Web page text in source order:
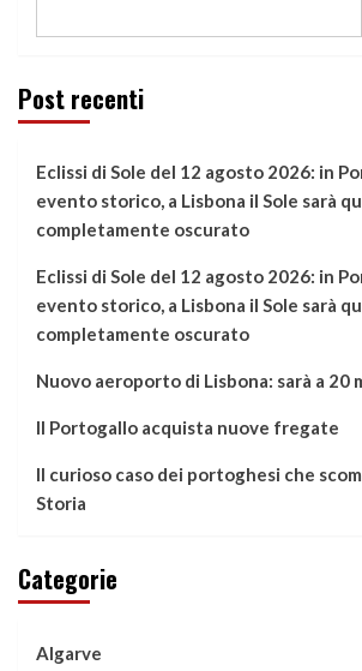
Post recenti
Eclissi di Sole del 12 agosto 2026: in
evento storico, a Lisbona il Sole sarà
completamente oscurato
Eclissi di Sole del 12 agosto 2026: in
evento storico, a Lisbona il Sole sarà
completamente oscurato
Nuovo aeroporto di Lisbona: sarà a 20
Il Portogallo acquista nuove fregate
Il curioso caso dei portoghesi che
Storia
Categorie
Algarve